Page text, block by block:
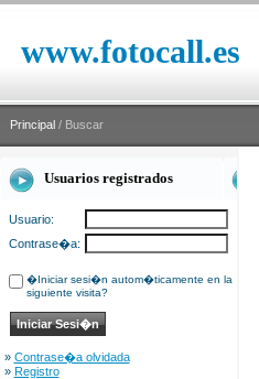
www.fotocall.es
Principal / Buscar
Usuarios registrados
Usuario:
Contrase�a:
�Iniciar sesi�n autom�ticamente en la
siguiente visita?
» Contrase�a olvidada
» Registro